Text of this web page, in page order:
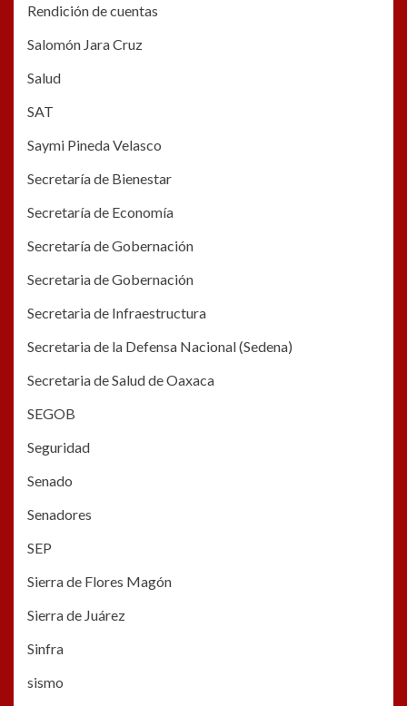
Rendición de cuentas
Salomón Jara Cruz
Salud
SAT
Saymi Pineda Velasco
Secretaría de Bienestar
Secretaría de Economía
Secretaría de Gobernación
Secretaria de Gobernación
Secretaria de Infraestructura
Secretaria de la Defensa Nacional (Sedena)
Secretaria de Salud de Oaxaca
SEGOB
Seguridad
Senado
Senadores
SEP
Sierra de Flores Magón
Sierra de Juárez
Sinfra
sismo